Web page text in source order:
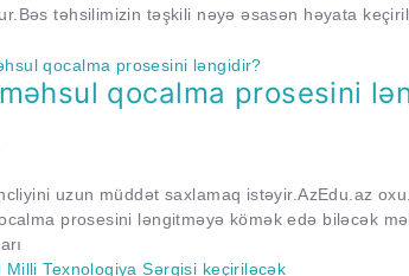
təhsilimizin təşkili nəyə əsasən həyata
məhsul qocalma prosesini
uzun müddət saxlamaq istəyir.AzEdu.az
prosesini ləngitməyə kömək edə biləcək